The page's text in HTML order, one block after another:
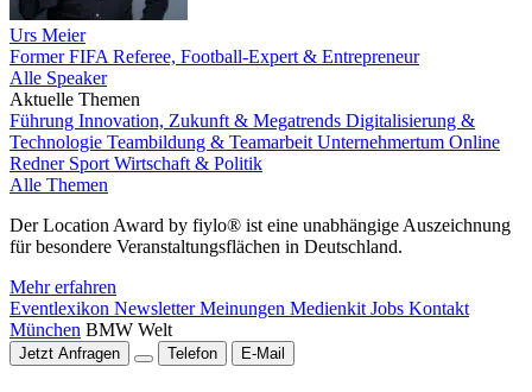
Urs Meier
Former FIFA Referee, Football-Expert & Entrepreneur
Alle Speaker
Aktuelle Themen
Führung Innovation, Zukunft & Megatrends Digitalisierung &
Technologie Teambildung & Teamarbeit Unternehmertum Online
Redner Sport Wirtschaft & Politik
Alle Themen
Der Location Award by fiylo® ist eine unabhängige Auszeichnung
für besondere Veranstaltungsflächen in Deutschland.
Mehr erfahren
Eventlexikon NewsletterMeinungen Medienkit Jobs Kontakt
München BMW Welt
Jetzt Anfragen Telefon E-Mail